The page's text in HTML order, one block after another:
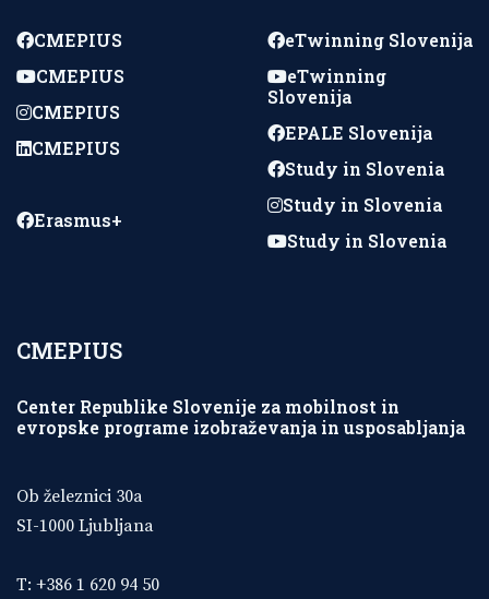
CMEPIUS
CMEPIUS
CMEPIUS
CMEPIUS
Erasmus+
eTwinning Slovenija
eTwinning
Slovenija
EPALE Slovenija
Study in Slovenia
Study in Slovenia
Study in Slovenia
CMEPIUS
Center Republike Slovenije za mobilnost in
evropske programe izobraževanja in usposabljanja
Ob železnici 30a
SI-1000 Ljubljana
T: +386 1 620 94 50